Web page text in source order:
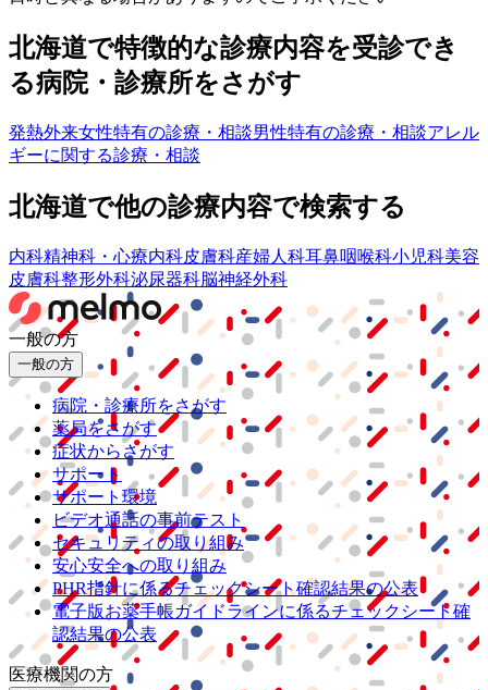
北海道で特徴的な診療内容を受診でき
る病院・診療所をさがす
発熱外来女性特有の診療・相談男性特有の診療・相談アレル
ギーに関する診療・相談
北海道で他の診療内容で検索する
内科精神科・心療内科皮膚科産婦人科耳鼻咽喉科小児科美容
皮膚科整形外科泌尿器科脳神経外科
一般の方
一般の方
病院・診療所をさがす
薬局をさがす
症状からさがす
サポート
サポート環境
ビデオ通話の事前テスト
セキュリティの取り組み
安心安全への取り組み
PHR指針に係るチェックシート確認結果の公表
電子版お薬手帳ガイドラインに係るチェックシート確
認結果の公表
医療機関の方